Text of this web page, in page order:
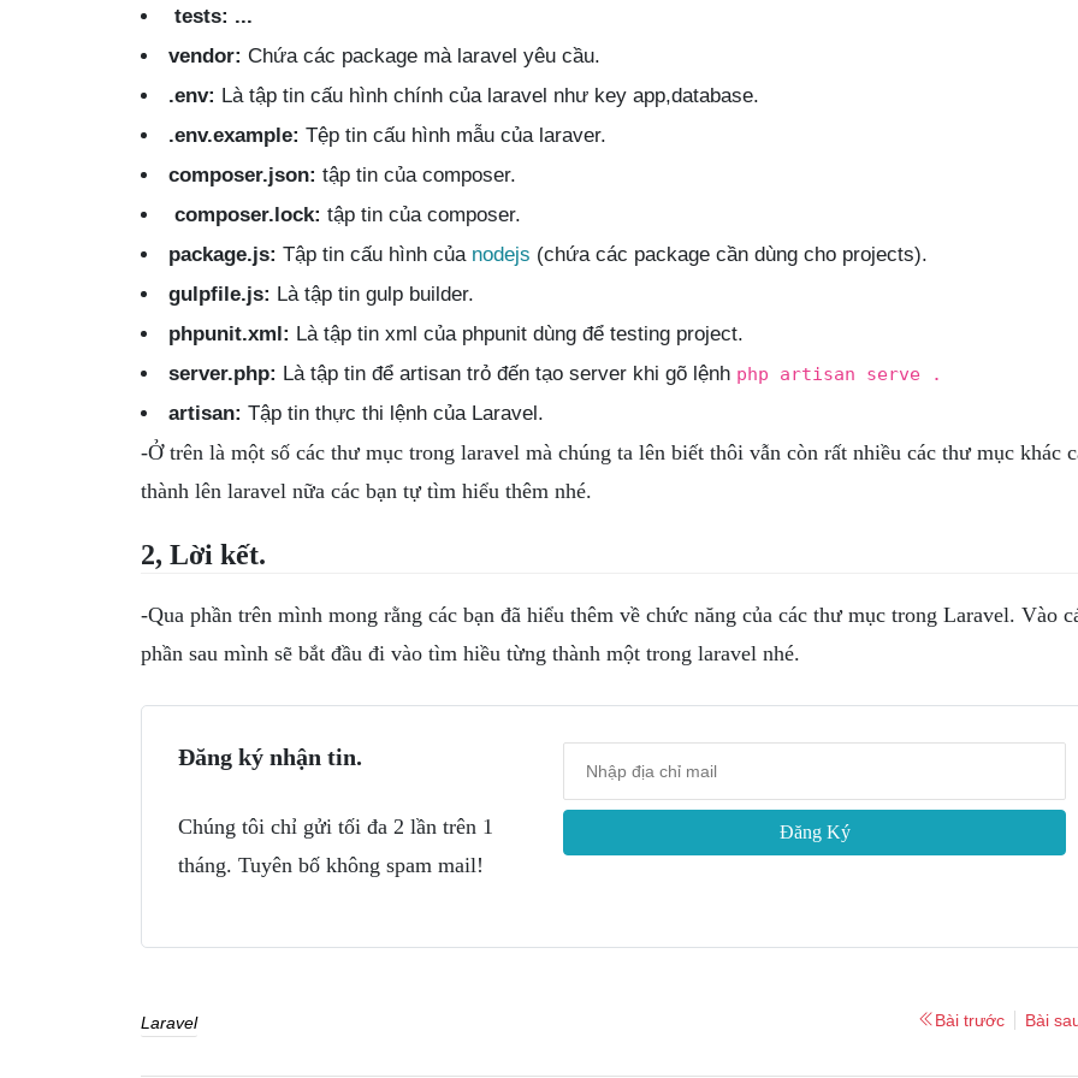
tests: ...
vendor: Chứa các package mà laravel yêu cầu.
.env: Là tập tin cấu hình chính của laravel như key app,database.
.env.example: Tệp tin cấu hình mẫu của laraver.
composer.json: tập tin của composer.
composer.lock: tập tin của composer.
package.js: Tập tin cấu hình của nodejs (chứa các package cần dùng cho projects).
gulpfile.js: Là tập tin gulp builder.
phpunit.xml: Là tập tin xml của phpunit dùng để testing project.
server.php: Là tập tin để artisan trỏ đến tạo server khi gõ lệnh php artisan serve .
artisan: Tập tin thực thi lệnh của Laravel.
-Ở trên là một số các thư mục trong laravel mà chúng ta lên biết thôi vẫn còn rất nhiều các thư mục khác
thành lên laravel nữa các bạn tự tìm hiểu thêm nhé.
2, Lời kết.
-Qua phần trên mình mong rằng các bạn đã hiểu thêm về chức năng của các thư mục trong Laravel. Vào
phần sau mình sẽ bắt đầu đi vào tìm hiều từng thành một trong laravel nhé.
Đăng ký nhận tin.
Chúng tôi chỉ gửi tối đa 2 lần trên 1
tháng. Tuyên bố không spam mail!
Đăng Ký
Laravel Bài trước Bài